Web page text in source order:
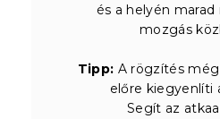
és a helyén marad
mozgás
Tipp: A rögzítés
előre kiegyenlíti
Segít az